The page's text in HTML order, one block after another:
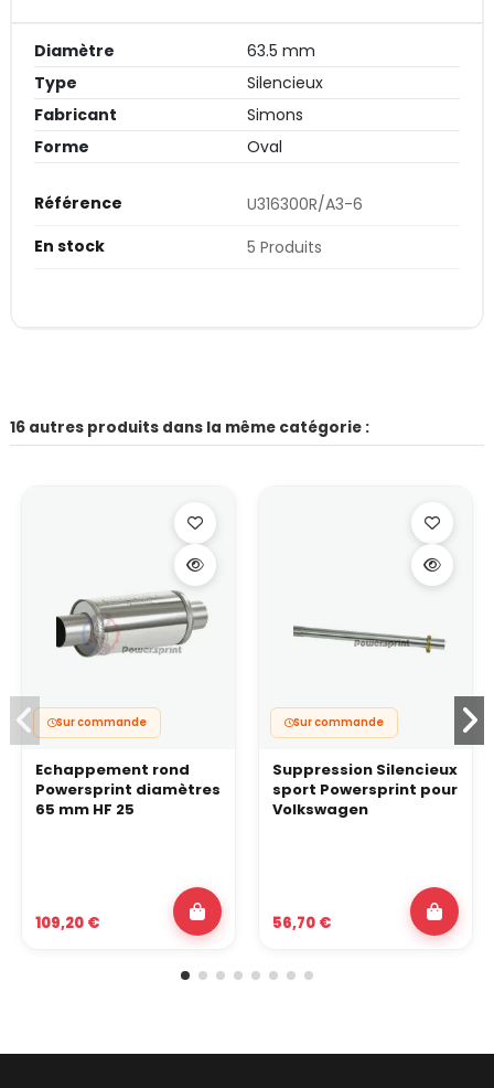
Diamètre
63.5 mm
Type
Silencieux
Fabricant
Simons
Forme
Oval
Référence
U316300R/A3-6
En stock
5 Produits
16 autres produits dans la même catégorie :
Sur commande
Echappement rond
Powersprint diamètres
65 mm HF 25
109,20 €
Sur commande
Suppression Silencieux
sport Powersprint pour
Volkswagen
56,70 €